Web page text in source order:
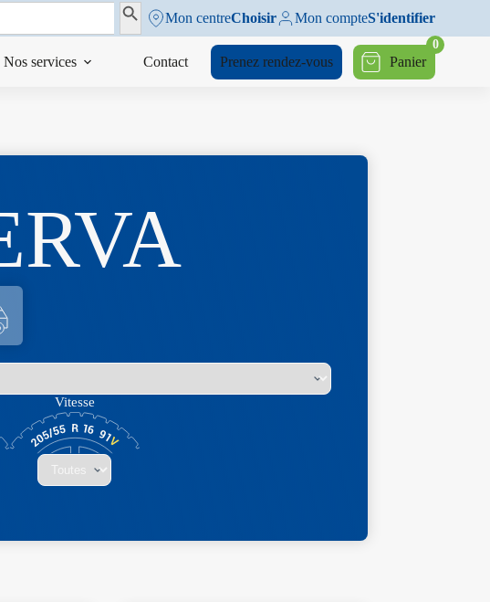
Search ButtonMon centreChoisir Mon compteS'identifier
Nos services Contact Prenez rendez-vous Panier
0
Vitesse